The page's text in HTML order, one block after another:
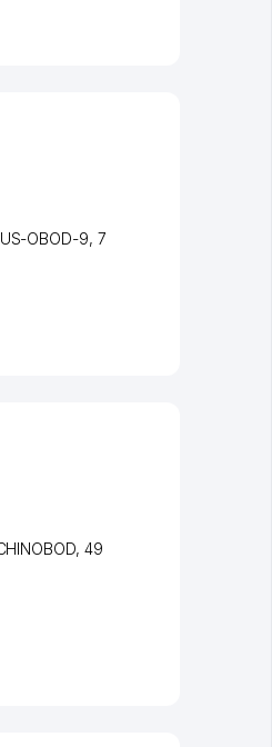
OBOD-9, 7
, 49